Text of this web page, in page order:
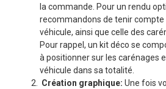
la commande. Pour un rendu
recommandons de tenir compte
véhicule, ainsi que celle des
Pour rappel, un kit déco se
à positionner sur les carénages
véhicule dans sa totalité.
Création graphique: Une fois